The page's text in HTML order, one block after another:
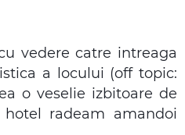
vedere catre intreaga
a locului (off topic:
o veselie izbitoare de
radeam amandoi